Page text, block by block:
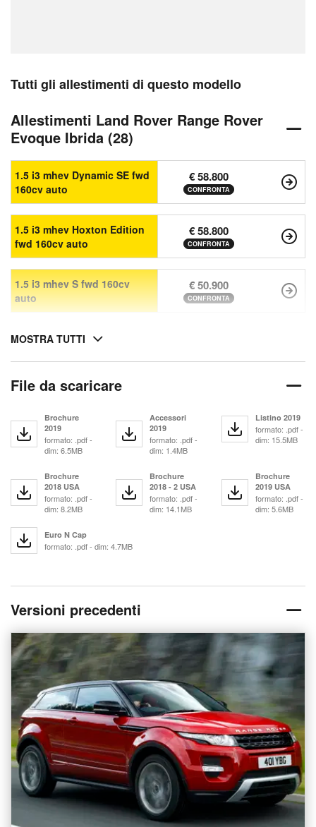
Tutti gli allestimenti di questo modello
Allestimenti Land Rover Range Rover
Evoque Ibrida (28)
1.5 i3 mhev Dynamic SE fwd
160cv auto
€ 58.800
CONFRONTA
1.5 i3 mhev Hoxton Edition
fwd 160cv auto
€ 58.800
CONFRONTA
1.5 i3 mhev S fwd 160cv
auto
€ 50.900
CONFRONTA
MOSTRA TUTTI
File da scaricare
Brochure
2019
formato: .pdf -
dim: 6.5MB
Accessori
2019
formato: .pdf -
dim: 1.4MB
Listino 2019
formato: .pdf -
dim: 15.5MB
Brochure
2018 USA
formato: .pdf -
dim: 8.2MB
Brochure
2018 - 2 USA
formato: .pdf -
dim: 14.1MB
Brochure
2019 USA
formato: .pdf -
dim: 5.6MB
Euro N Cap
formato: .pdf - dim: 4.7MB
Versioni precedenti